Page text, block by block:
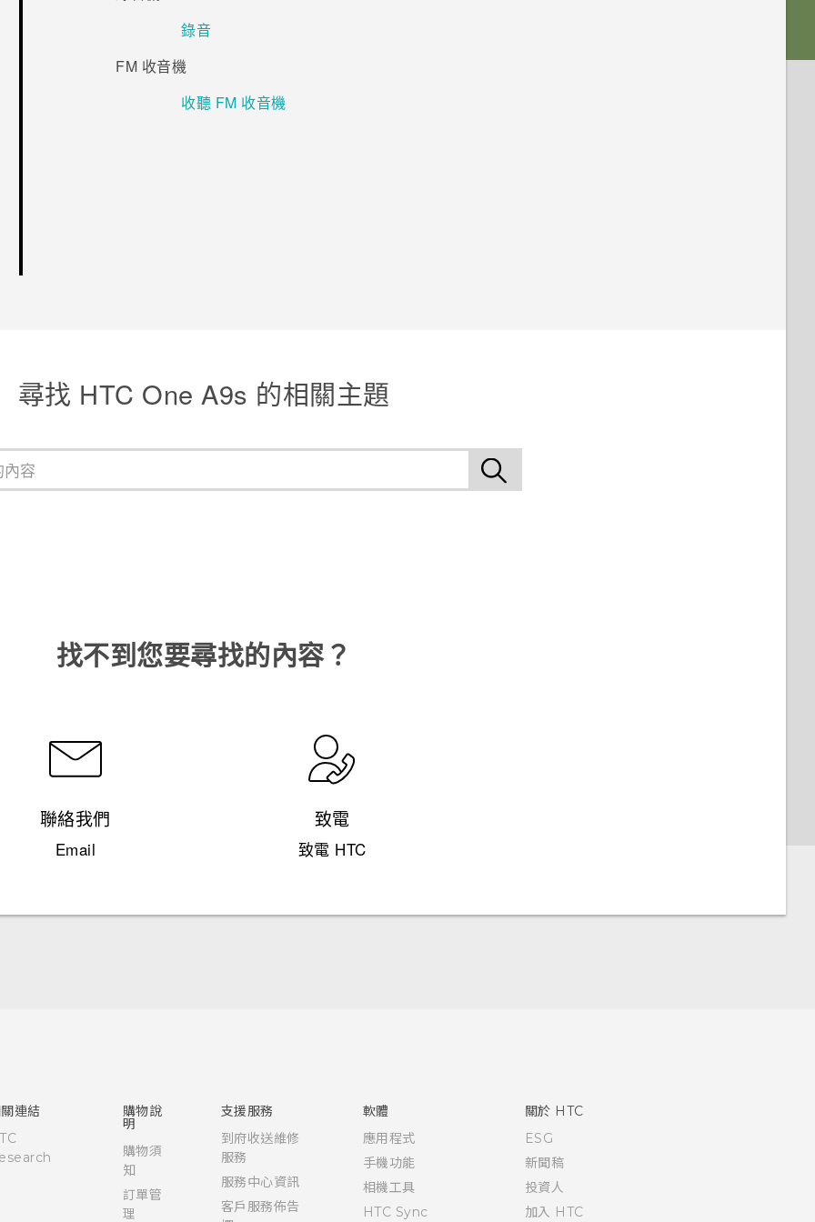
錄音
FM 收音機
收聽 FM 收音機
尋找 HTC One A9s 的相關主題
找不到您要尋找的內容？
聯絡我們
Email
致電
致電 HTC
連結
購物說
明
購物須
知
訂單管
理
支援服務
到府收送維修
服務
服務中心資訊
客戶服務佈告
軟體
應用程式
手機功能
相機工具
HTC Sync
關於 HTC
ESG
新聞稿
投資人
加入 HTC